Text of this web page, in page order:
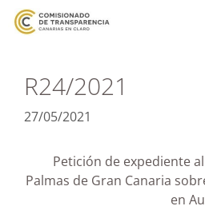
R24/2021
27/05/2021
Petición de expediente
Palmas de Gran Canaria
en